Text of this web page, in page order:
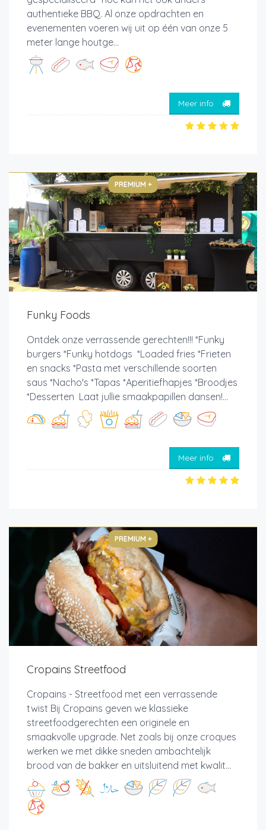
authentieke BBQ. Al onze opdrachten en
evenementen voeren wij uit op één van onze 5
meter lange houtge...
Meer info
PREMIUM +
Funky Foods
Ontdek onze verrassende gerechten!!! *Funky
burgers *Funky hotdogs *Loaded fries *Frieten
en snacks *Pasta met verschillende soorten
saus *Nacho's *Tapas *Aperitiefhapjes *Broodjes
*Desserten Laat jullie smaakpapillen dansen!...
Meer info
PREMIUM +
Cropains Streetfood
Cropains - Streetfood met een verrassende
twist Bij Cropains geven we klassieke
streetfoodgerechten een originele en
smaakvolle upgrade. Net zoals bij onze croques
werken we met dikke sneden ambachtelijk
brood van de bakker en uitsluitend met kwalit...